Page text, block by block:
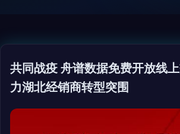
共同战疫 舟谱数据免费开放线
力湖北经销商转型突围